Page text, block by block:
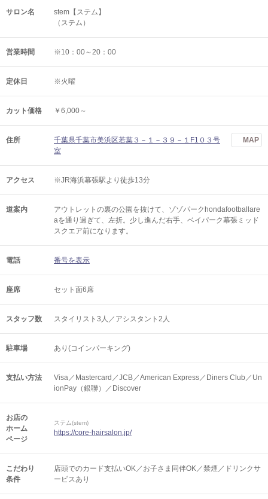
サロン名
stem【ステム】
（ステム）
営業時間 ※10：00～20：00
定休日 ※火曜
カット価格 ￥6,000～
住所
千葉県千葉市美浜区若葉３－１－３９－１F1０３号
室
MAP
アクセス ※JR海浜幕張駅より徒歩13分
道案内
アウトレットの裏の公園を抜けて、ゾゾパークhondafootballare
aを通り過ぎて、左折。少し進んだ右手、ベイパーク幕張ミッド
スクエア前になります。
電話 番号を表示
座席 セット面6席
スタッフ数 スタイリスト3人／アシスタント2人
駐車場 あり(コインパーキング)
支払い方法
Visa／Mastercard／JCB／American Express／Diners Club／Un
ionPay（銀聯）／Discover
お店の
ホーム
ページ
ステム(stem)
https://core-hairsalon.jp/
こだわり
条件
店頭でのカード支払いOK／お子さま同伴OK／禁煙／ドリンクサ
ービスあり